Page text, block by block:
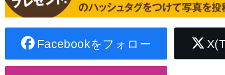
Facebookをフォロー